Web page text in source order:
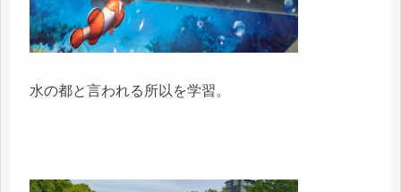
水の都と言われる所以を学習。